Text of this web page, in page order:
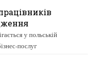
у польській
послуг